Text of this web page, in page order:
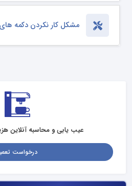
عیب یابی و محاسبه آنلاین
درخواست
مشکل کار نکردن دکمه